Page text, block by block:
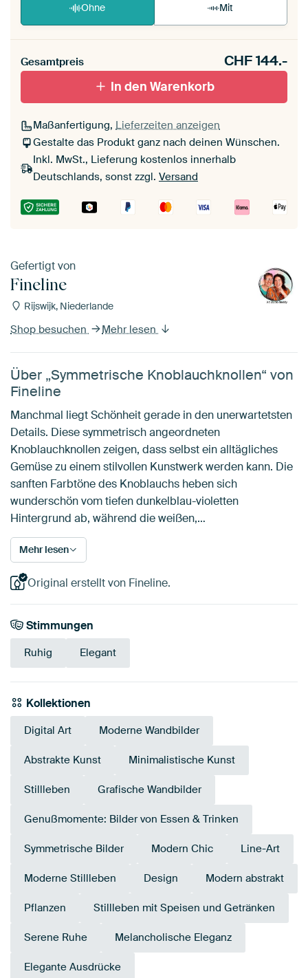
Ohne Mit
Gesamtpreis CHF144.-
In den Warenkorb
Maßanfertigung, Lieferzeiten anzeigen
Gestalte das Produkt ganz nach deinen Wünschen.
Inkl. MwSt., Lieferung kostenlos innerhalb
Deutschlands, sonst zzgl. Versand
Gefertigt von
Fineline
Rijswijk, Niederlande
Shop besuchen Mehr lesen
Über „Symmetrische Knoblauchknollen“ von
Fineline
Manchmal liegt Schönheit gerade in den unerwartetsten
Details. Diese symmetrisch angeordneten
Knoblauchknollen zeigen, dass selbst ein alltägliches
Gemüse zu einem stilvollen Kunstwerk werden kann. Die
sanften Farbtöne des Knoblauchs heben sich
wunderschön vom tiefen dunkelblau-violetten
Hintergrund ab, während die weißen,…
Mehr lesen
Original erstellt von Fineline.
Stimmungen
Ruhig Elegant
Kollektionen
Digital Art Moderne Wandbilder
Abstrakte Kunst Minimalistische Kunst
Stillleben Grafische Wandbilder
Genußmomente: Bilder von Essen & Trinken
Symmetrische Bilder Modern Chic Line-Art
Moderne Stillleben Design Modern abstrakt
Pflanzen Stillleben mit Speisen und Getränken
Serene Ruhe Melancholische Eleganz
Elegante Ausdrücke